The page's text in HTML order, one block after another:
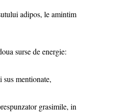
adipos, le amintim
surse de energie:
mentionate,
grasimile, in